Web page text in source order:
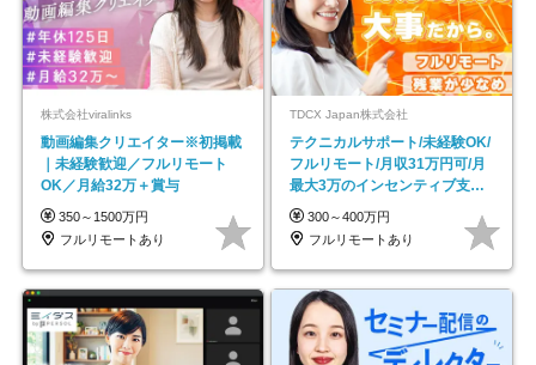
株式会社viralinks
動画編集クリエイター※初掲載
｜未経験歓迎／フルリモート
OK／月給32万＋賞与
350～1500万円
フルリモートあり
TDCX Japan株式会社
テクニカルサポート/未経験OK/
フルリモート/月収31万円可/月
最大3万のインセンティブ支給/
平均年齢33歳
300～400万円
フルリモートあり